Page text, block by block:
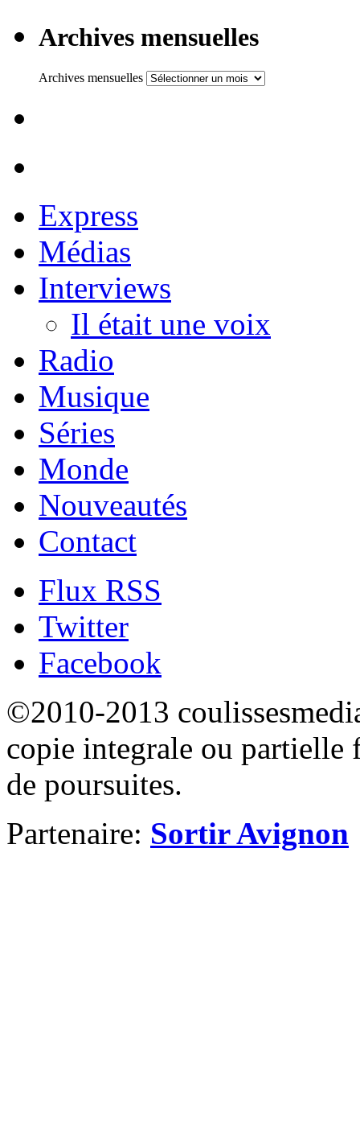
Archives mensuelles
Archives mensuelles
Express
Médias
Interviews
Il était une voix
Radio
Musique
Séries
Monde
Nouveautés
Contact
Flux RSS
Twitter
Facebook
©2010-2013
copie integrale ou partielle
de poursuites.
Partenaire: Sortir Avignon